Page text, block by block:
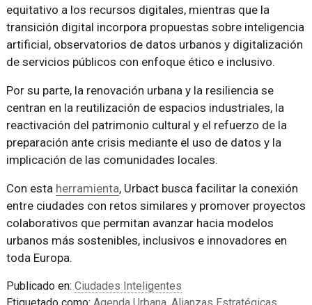
equitativo a los recursos digitales, mientras que la
transición digital incorpora propuestas sobre inteligencia
artificial, observatorios de datos urbanos y digitalización
de servicios públicos con enfoque ético e inclusivo.
Por su parte, la renovación urbana y la resiliencia se
centran en la reutilización de espacios industriales, la
reactivación del patrimonio cultural y el refuerzo de la
preparación ante crisis mediante el uso de datos y la
implicación de las comunidades locales.
Con esta herramienta, Urbact busca facilitar la conexión
entre ciudades con retos similares y promover proyectos
colaborativos que permitan avanzar hacia modelos
urbanos más sostenibles, inclusivos e innovadores en
toda Europa.
Publicado en: Ciudades Inteligentes